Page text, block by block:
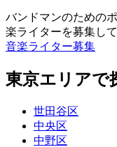
バンドマンのための
楽ライターを募集し
音楽ライター募集
東京エリアで
世田谷区
中央区
中野区